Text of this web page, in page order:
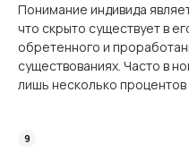
Понимание индивида
что скрыто существует в
обретенного и
существованиях. Часто в
лишь несколько